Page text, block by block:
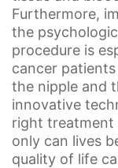
Furthermore,
the
procedure is
cancer
the nipple and
innovative
right treatment
only can lives
quality of life